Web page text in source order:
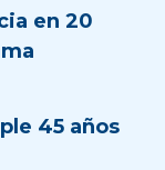
en 20
45 años